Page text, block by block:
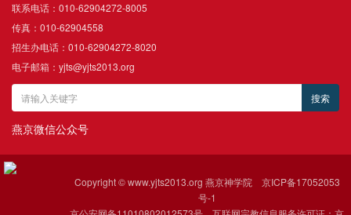
联系电话：010-62904272-8005
传真：010-62904558
招生办电话：010-62904272-8020
电子邮箱：yjts@yjts2013.org
燕京微信公众号
Copyright © www.yjts2013.org 燕京神学院 京ICP备17052053
号-1